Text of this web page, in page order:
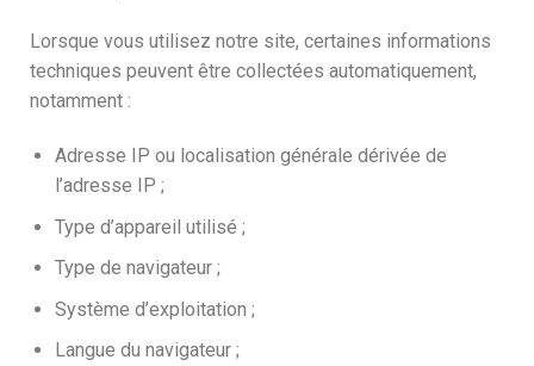
Lorsque vous utilisez notre site, certaines informations
techniques peuvent être collectées automatiquement,
notamment :
Adresse IP ou localisation générale dérivée de
l’adresse IP ;
Type d’appareil utilisé ;
Type de navigateur ;
Système d’exploitation ;
Langue du navigateur ;